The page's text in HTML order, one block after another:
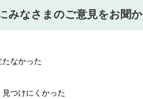
みなさまのご意見をお聞
なかった
見つけにくかった